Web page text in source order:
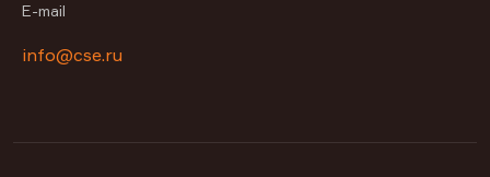
E-mail
info@cse.ru